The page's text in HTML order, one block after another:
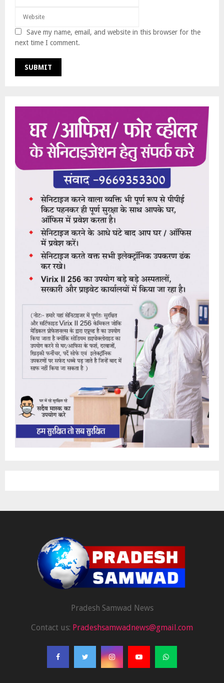
Save my name, email, and website in this browser for the
next time I comment.
Pradesh Samwad News
Contact us: Pradeshsamwadnews@gmail.com